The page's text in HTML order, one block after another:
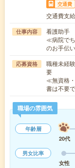
交通費
交通費支
仕事内容
看護助手
≪病院で
のお手伝
応募資格
職種未経
要
≪無資格
書は不要
職場の雰囲気
年齢層
20代
男女比率
女性